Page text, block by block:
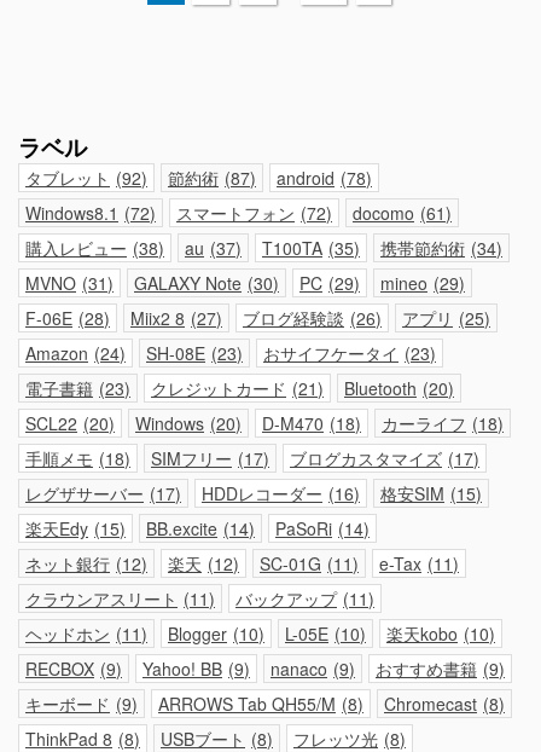
ラベル
タブレット 92 節約術 87 android 78
Windows8.1
72 スマートフォン 72 docomo 61
購入レビュー 38 au 37 T100TA 35 携帯節約術 34
MVNO 31 GALAXY Note 30 PC 29 mineo 29
F-06E 28 Miix2 8 27 ブログ経験談 26 アプリ
25
Amazon 24 SH-08E 23 おサイフケータイ 23
電子書籍 23 クレジットカード 21 Bluetooth 20
SCL22 20 Windows 20 D-M470 18 カーライフ
18
手順メモ 18 SIMフリー 17 ブログカスタマイズ 17
レグザサーバー 17 HDDレコーダー 16 格安SIM 15
楽天Edy 15 BB.excite 14 PaSoRi 14
ネット銀行 12 楽天 12 SC-01G 11 e-Tax 11
クラウンアスリート
11 バックアップ 11
ヘッドホン 11 Blogger 10 L-05E 10 楽天kobo 10
RECBOX 9 Yahoo! BB 9 nanaco 9 おすすめ書籍 9
キーボード 9 ARROWS Tab QH55/M 8 Chromecast 8
ThinkPad 8 8 USBブート 8 フレッツ光 8